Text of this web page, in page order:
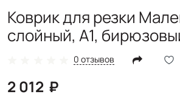
Коврик для резки
слойный, А1,
0 отзывов
2 012